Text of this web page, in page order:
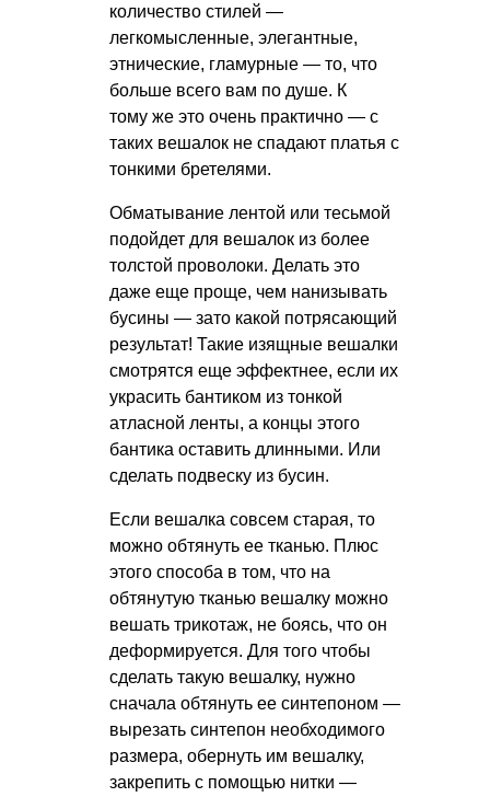
количество стилей —
легкомысленные, элегантные,
этнические, гламурные — то, что
больше всего вам по душе. К
тому же это очень практично — с
таких вешалок не спадают платья с
тонкими бретелями.
Обматывание лентой или тесьмой
подойдет для вешалок из более
толстой проволоки. Делать это
даже еще проще, чем нанизывать
бусины — зато какой потрясающий
результат! Такие изящные вешалки
смотрятся еще эффектнее, если их
украсить бантиком из тонкой
атласной ленты, а концы этого
бантика оставить длинными. Или
сделать подвеску из бусин.
Если вешалка совсем старая, то
можно обтянуть ее тканью. Плюс
этого способа в том, что на
обтянутую тканью вешалку можно
вешать трикотаж, не боясь, что он
деформируется. Для того чтобы
сделать такую вешалку, нужно
сначала обтянуть ее синтепоном —
вырезать синтепон необходимого
размера, обернуть им вешалку,
закрепить с помощью нитки —